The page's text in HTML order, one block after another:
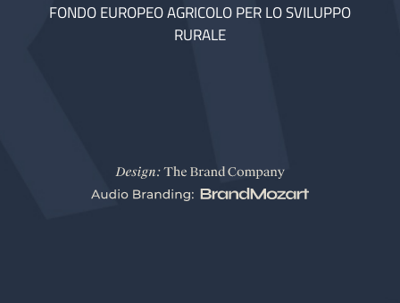
FONDO EUROPEO AGRICOLO PER LO SVILUPPO
RURALE